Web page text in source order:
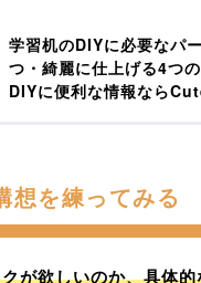
学習机のDIYに必要なパ
つ・綺麗に仕上げる4つ
DIYに便利な情報なら
想を練ってみる
が欲しいのか、具体